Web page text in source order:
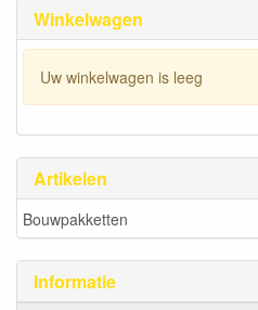
Winkelwagen
Uw winkelwagen is leeg
Artikelen
Bouwpakketten
Informatie